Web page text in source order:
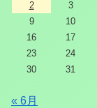
2
3
9
10
16
17
23
24
30
31
« 6月